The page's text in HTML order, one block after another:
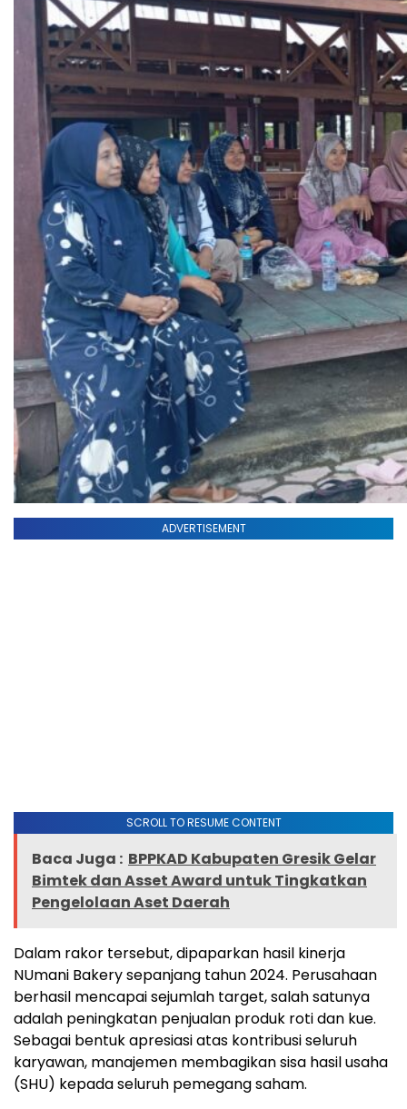
ADVERTISEMENT
SCROLL TO RESUME CONTENT
Baca Juga : BPPKAD Kabupaten Gresik Gelar
Bimtek dan Asset Award untuk Tingkatkan
Pengelolaan Aset Daerah
Dalam rakor tersebut, dipaparkan hasil kinerja
NUmani Bakery sepanjang tahun 2024. Perusahaan
berhasil mencapai sejumlah target, salah satunya
adalah peningkatan penjualan produk roti dan kue.
Sebagai bentuk apresiasi atas kontribusi seluruh
karyawan, manajemen membagikan sisa hasil usaha
(SHU) kepada seluruh pemegang saham.